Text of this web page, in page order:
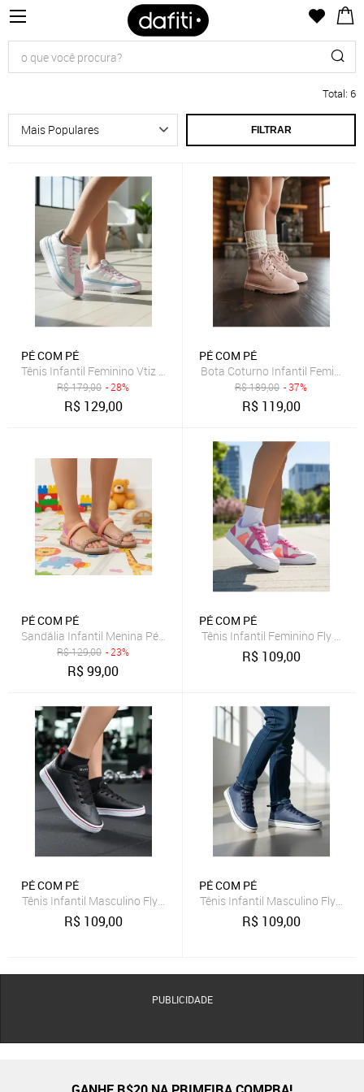
Total: 6
FILTRAR
PÉ COM PÉ
Tênis Infantil Feminino Vtiz Pé com Pé Menina Flatform Casual
R$179,00 - 28%
R$ 129,00
PÉ COM PÉ
Bota Coturno Infantil Feminino
R$189,00 - 37%
R$ 119,00
PÉ COM PÉ
Sandália Infantil Menina Pé com Pé Papete Rasteira Ajustável
R$129,00 - 23%
R$99,00
PÉ COM PÉ
Tênis Infantil Feminino Fly Vtiz
R$ 109,00
PÉ COM PÉ
Tênis Infantil Masculino Fly Vitz Pé com Pé Confortável Macio
R$ 109,00
PÉ COM PÉ
Tênis Infantil Masculino Fly Vitz
R$ 109,00
PUBLICIDADE